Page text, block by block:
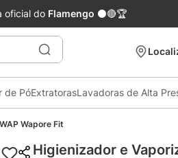
oficial do Flamengo ⚫🔴🏆
de PóExtratorasLavadoras de Alta
Wapore Fit
Higienizador e